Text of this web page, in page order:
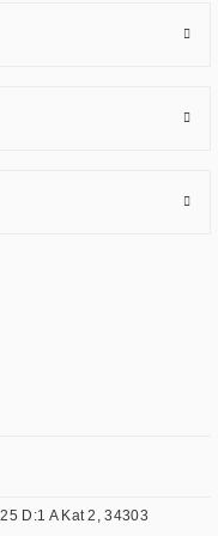
D:1 A Kat 2, 34303